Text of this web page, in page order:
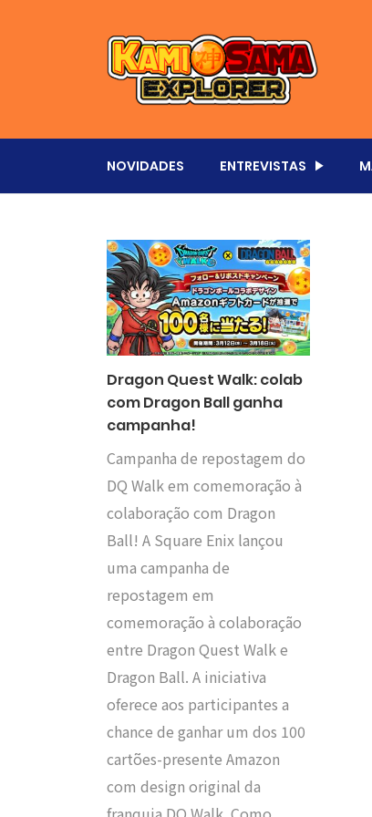
NOVIDADES ENTREVISTAS
Dragon Quest Walk: colab
com Dragon Ball ganha
campanha!
Campanha de repostagem do
DQ Walk em comemoração à
colaboração com Dragon
Ball! A Square Enix lançou
uma campanha de
repostagem em
comemoração à colaboração
entre Dragon Quest Walk e
Dragon Ball. A iniciativa
oferece aos participantes a
chance de ganhar um dos 100
cartões-presente Amazon
com design original da